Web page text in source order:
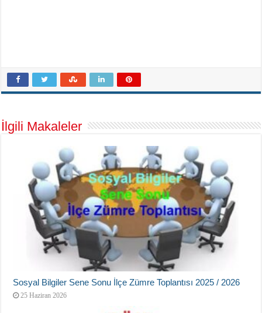
İlgili Makaleler
Sosyal Bilgiler Sene Sonu İlçe Zümre Toplantısı 2025 / 2026
25 Haziran 2026